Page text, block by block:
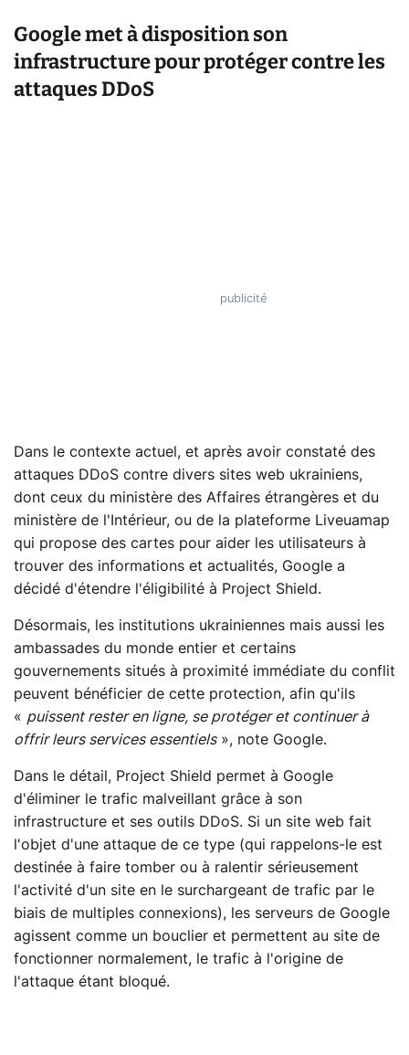
Google met à disposition son
infrastructure pour protéger contre les
attaques DDoS
Dans le contexte actuel, et après avoir constaté des
attaques DDoS contre divers sites web ukrainiens,
dont ceux du ministère des Affaires étrangères et du
ministère de l'Intérieur, ou de la plateforme Liveuamap
qui propose des cartes pour aider les utilisateurs à
trouver des informations et actualités, Google a
décidé d'étendre l'éligibilité à Project Shield.
Désormais, les institutions ukrainiennes mais aussi les
ambassades du monde entier et certains
gouvernements situés à proximité immédiate du conflit
peuvent bénéficier de cette protection, afin qu'ils
« puissent rester en ligne, se protéger et continuer à
offrir leurs services essentiels», note Google.
Dans le détail, Project Shield permet à Google
d'éliminer le trafic malveillant grâce à son
infrastructure et ses outils DDoS. Si un site web fait
l'objet d'une attaque de ce type (qui rappelons-le est
destinée à faire tomber ou à ralentir sérieusement
l'activité d'un site en le surchargeant de trafic par le
biais de multiples connexions), les serveurs de Google
agissent comme un bouclier et permettent au site de
fonctionner normalement, le trafic à l'origine de
l'attaque étant bloqué.